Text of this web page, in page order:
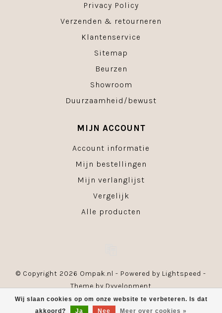
Wij slaan cookies op om onze website te verbeteren. Is dat
akkoord?
Ja Nee Meer over cookies »
Privacy Policy
Verzenden & retourneren
Klantenservice
Sitemap
Beurzen
Showroom
Duurzaamheid/bewust
MIJN ACCOUNT
Account informatie
Mijn bestellingen
Mijn verlanglijst
Vergelijk
Alle producten
© Copyright 2026 Ompak.nl - Powered by Lightspeed -
Theme byDyvelopment